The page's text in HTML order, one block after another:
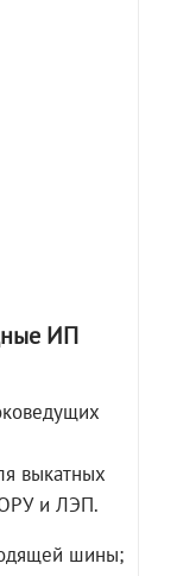
ИП
выкатных
и ЛЭП.
шины;